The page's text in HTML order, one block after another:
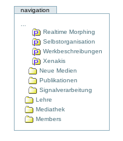
navigation
Realtime Morphing
Selbstorganisation
Werkbeschreibungen
Xenakis
Neue Medien
Publikationen
Signalverarbeitung
Lehre
Mediathek
Members